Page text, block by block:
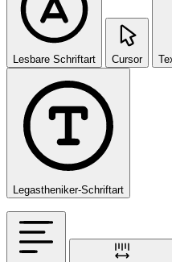
Lesbare Schriftart Cursor
Legastheniker-Schriftart